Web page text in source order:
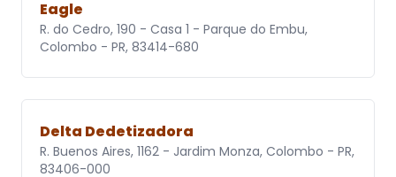
Eagle
R. do Cedro, 190 - Casa 1 - Parque do Embu,
Colombo - PR, 83414-680
Delta Dedetizadora
R. Buenos Aires, 1162 - Jardim Monza, Colombo - PR,
83406-000